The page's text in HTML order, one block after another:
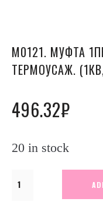
М0121. МУФТА
ТЕРМОУСАЖ.
496.32₽
20 in stock
М0121.